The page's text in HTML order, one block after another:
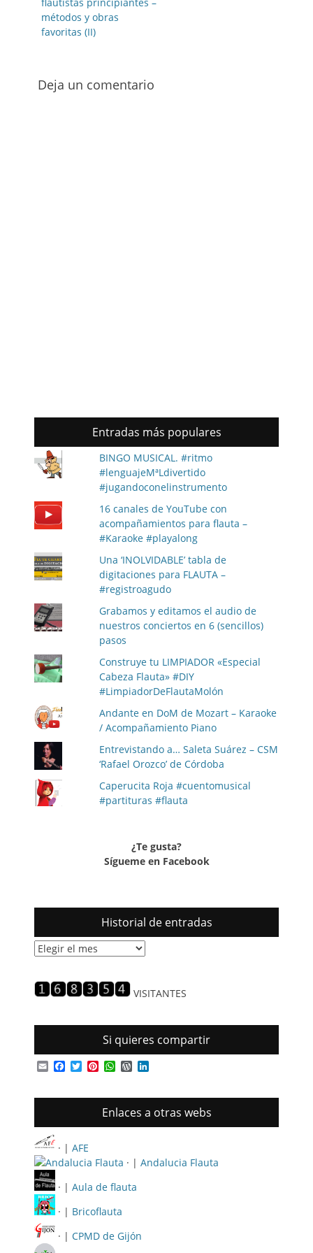
entradas
métodos y obras
favoritas (II)
Deja un comentario
Entradas más populares
BINGO MUSICAL. #ritmo
#lenguajeMªLdivertido
#jugandoconelinstrumento
16 canales de YouTube con
acompañamientos para flauta –
#Karaoke #playalong
Una ‘INOLVIDABLE’ tabla de
digitaciones para FLAUTA –
#registroagudo
Grabamos y editamos el audio de
nuestros conciertos en 6 (sencillos)
pasos
Construye tu LIMPIADOR «Especial
Cabeza Flauta» #DIY
#LimpiadorDeFlautaMolón
Andante en DoM de Mozart – Karaoke
/ Acompañamiento Piano
Entrevistando a… Saleta Suárez – CSM
‘Rafael Orozco’ de Córdoba
Caperucita Roja #cuentomusical
#partituras #flauta
¿Te gusta?
Sígueme en Facebook
Historial de entradas
Historial
VISITANTES
Si quieres compartir
EmailFacebook
TwitterPinterest
WhatsApp
WordPress
Enlaces a otras webs
· | AFE
· | Andalucia Flauta
· | Aula de flauta
· | Bricoflauta
· | CPMD de Gijón